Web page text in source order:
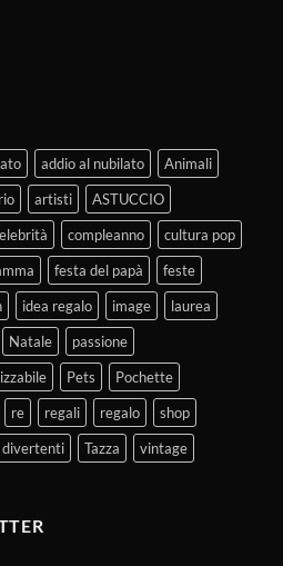
addio al nubilato
Animali
artisti
ASTUCCIO
compleanno
cultura pop
festa del papà
feste
idea regalo image
laurea
Natale
passione
Pets
Pochette
re regali regalo
shop
Tazza vintage